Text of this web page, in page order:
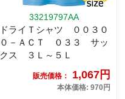
33219797AA
ドライＴシャツ ００３０
０－ＡＣＴ ０３３ サッ
クス ３Ｌ～５Ｌ
販売価格： 1,067円
本体価格: 970円